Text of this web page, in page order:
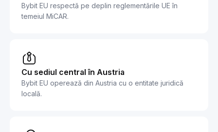
Bybit EU respectă pe deplin reglementările UE în
temeiul MiCAR.
Cu sediul central în Austria
Bybit EU operează din Austria cu o entitate juridică
locală.